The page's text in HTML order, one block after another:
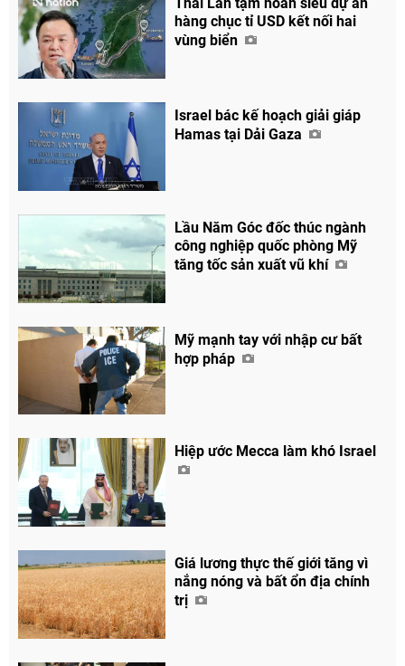
hàng chục tỉ USD kết nối hai
vùng biển
Israel bác kế hoạch giải giáp
Hamas tại Dải Gaza
Lầu Năm Góc đốc thúc ngành
công nghiệp quốc phòng Mỹ
tăng tốc sản xuất vũ khí
Mỹ mạnh tay với nhập cư bất
hợp pháp
Hiệp ước Mecca làm khó Israel
Giá lương thực thế giới tăng vì
nắng nóng và bất ổn địa chính
trị